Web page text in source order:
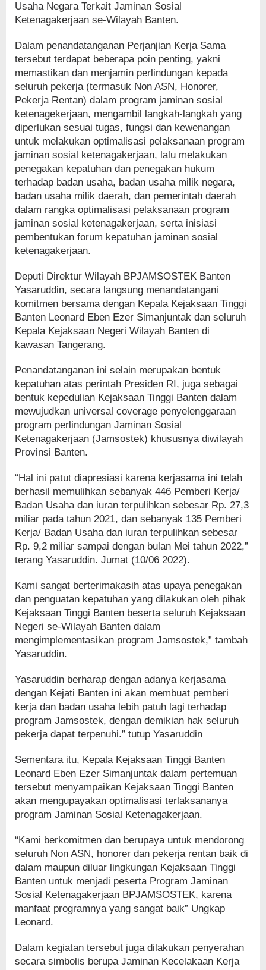
Usaha Negara Terkait Jaminan Sosial
Ketenagakerjaan se-Wilayah Banten.
Dalam penandatanganan Perjanjian Kerja Sama
tersebut terdapat beberapa poin penting, yakni
memastikan dan menjamin perlindungan kepada
seluruh pekerja (termasuk Non ASN, Honorer,
Pekerja Rentan) dalam program jaminan sosial
ketenagekerjaan, mengambil langkah-langkah yang
diperlukan sesuai tugas, fungsi dan kewenangan
untuk melakukan optimalisasi pelaksanaan program
jaminan sosial ketenagakerjaan, lalu melakukan
penegakan kepatuhan dan penegakan hukum
terhadap badan usaha, badan usaha milik negara,
badan usaha milik daerah, dan pemerintah daerah
dalam rangka optimalisasi pelaksanaan program
jaminan sosial ketenagakerjaan, serta inisiasi
pembentukan forum kepatuhan jaminan sosial
ketenagakerjaan.
Deputi Direktur Wilayah BPJAMSOSTEK Banten
Yasaruddin, secara langsung menandatangani
komitmen bersama dengan Kepala Kejaksaan Tinggi
Banten Leonard Eben Ezer Simanjuntak dan seluruh
Kepala Kejaksaan Negeri Wilayah Banten di
kawasan Tangerang.
Penandatanganan ini selain merupakan bentuk
kepatuhan atas perintah Presiden RI, juga sebagai
bentuk kepedulian Kejaksaan Tinggi Banten dalam
mewujudkan universal coverage penyelenggaraan
program perlindungan Jaminan Sosial
Ketenagakerjaan (Jamsostek) khususnya diwilayah
Provinsi Banten.
“Hal ini patut diapresiasi karena kerjasama ini telah
berhasil memulihkan sebanyak 446 Pemberi Kerja/
Badan Usaha dan iuran terpulihkan sebesar Rp. 27,3
miliar pada tahun 2021, dan sebanyak 135 Pemberi
Kerja/ Badan Usaha dan iuran terpulihkan sebesar
Rp. 9,2 miliar sampai dengan bulan Mei tahun 2022,”
terang Yasaruddin. Jumat (10/06 2022).
Kami sangat berterimakasih atas upaya penegakan
dan penguatan kepatuhan yang dilakukan oleh pihak
Kejaksaan Tinggi Banten beserta seluruh Kejaksaan
Negeri se-Wilayah Banten dalam
mengimplementasikan program Jamsostek,” tambah
Yasaruddin.
Yasaruddin berharap dengan adanya kerjasama
dengan Kejati Banten ini akan membuat pemberi
kerja dan badan usaha lebih patuh lagi terhadap
program Jamsostek, dengan demikian hak seluruh
pekerja dapat terpenuhi.” tutup Yasaruddin
Sementara itu, Kepala Kejaksaan Tinggi Banten
Leonard Eben Ezer Simanjuntak dalam pertemuan
tersebut menyampaikan Kejaksaan Tinggi Banten
akan mengupayakan optimalisasi terlaksananya
program Jaminan Sosial Ketenagakerjaan.
“Kami berkomitmen dan berupaya untuk mendorong
seluruh Non ASN, honorer dan pekerja rentan baik di
dalam maupun diluar lingkungan Kejaksaan Tinggi
Banten untuk menjadi peserta Program Jaminan
Sosial Ketenagakerjaan BPJAMSOSTEK, karena
manfaat programnya yang sangat baik” Ungkap
Leonard.
Dalam kegiatan tersebut juga dilakukan penyerahan
secara simbolis berupa Jaminan Kecelakaan Kerja